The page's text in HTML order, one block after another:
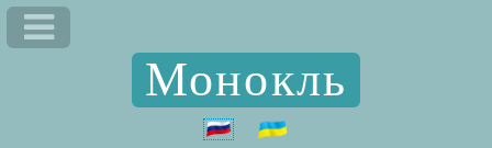
Монокль